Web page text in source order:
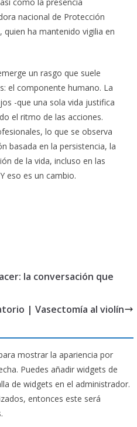
como la presencia
nacional de Protección
quien ha mantenido vigilia en
un rasgo que suele
el componente humano. La
-que una sola vida justifica
el ritmo de las acciones.
lo que se observa
basada en la persistencia, la
de la vida, incluso en las
eso es un cambio.
la conversación que
| Vasectomía al violín
mostrar la apariencia por
Puedes añadir widgets de
de widgets en el administrador.
entonces este será